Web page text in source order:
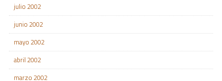
julio 2002
junio 2002
mayo 2002
abril 2002
marzo 2002